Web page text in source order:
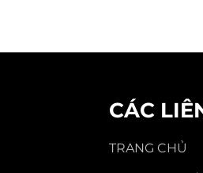
nhận ISO9001, đảm bảo
soát chất lượng nghiêm
chóng, xử lý đơn hàng đáng
CÁC
TRANG CHỦ